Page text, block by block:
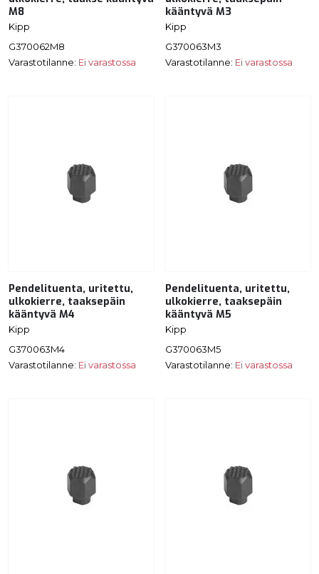
M8
Kipp
G370062M8
Varastotilanne: Ei varastossa
kääntyvä M3
Kipp
G370063M3
Varastotilanne: Ei varastossa
Pendelituenta, uritettu,
ulkokierre, taaksepäin
kääntyvä M4
Kipp
G370063M4
Varastotilanne: Ei varastossa
Pendelituenta, uritettu,
ulkokierre, taaksepäin
kääntyvä M5
Kipp
G370063M5
Varastotilanne: Ei varastossa